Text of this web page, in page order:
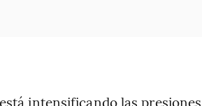
intensificando las presiones